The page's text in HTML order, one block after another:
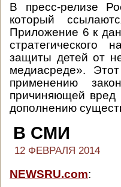
В пресс-релизе
который
Приложение 6 к
стратегического
защиты детей от
медиасреде».
применению
причиняющей вред
дополнению
В СМИ
12 ФЕВРАЛЯ 2014
NEWSRU.com: